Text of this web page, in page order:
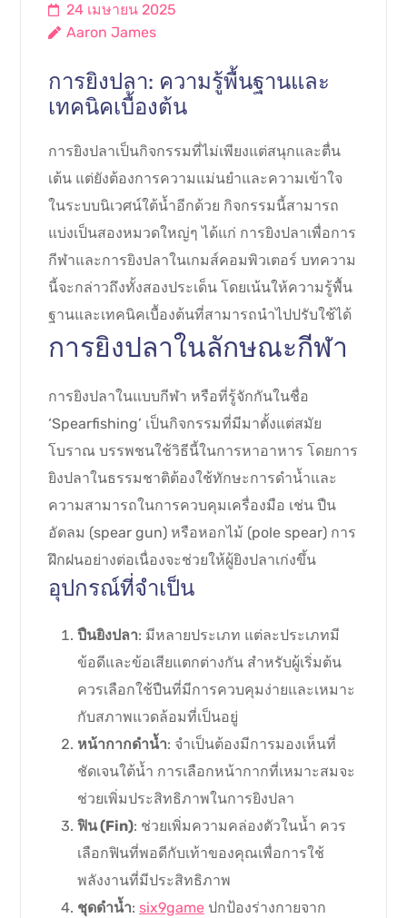
24 เมษายน 2025
Aaron James
การยิงปลา: ความรู้พื้นฐานและ
เทคนิคเบื้องต้น
การยิงปลาเป็นกิจกรรมที่ไม่เพียงแต่สนุกและตื่น
เต้น แต่ยังต้องการความแม่นยำและความเข้าใจ
ในระบบนิเวศน์ใต้น้ำอีกด้วย กิจกรรมนี้สามารถ
แบ่งเป็นสองหมวดใหญ่ๆ ได้แก่ การยิงปลาเพื่อการ
กีฬาและการยิงปลาในเกมส์คอมพิวเตอร์ บทความ
นี้จะกล่าวถึงทั้งสองประเด็น โดยเน้นให้ความรู้พื้น
ฐานและเทคนิคเบื้องต้นที่สามารถนำไปปรับใช้ได้
การยิงปลาในลักษณะกีฬา
การยิงปลาในแบบกีฬา หรือที่รู้จักกันในชื่อ
‘Spearfishing’ เป็นกิจกรรมที่มีมาตั้งแต่สมัย
โบราณ บรรพชนใช้วิธีนี้ในการหาอาหาร โดยการ
ยิงปลาในธรรมชาติต้องใช้ทักษะการดำน้ำและ
ความสามารถในการควบคุมเครื่องมือ เช่น ปืน
อัดลม (spear gun) หรือหอกไม้ (pole spear) การ
ฝึกฝนอย่างต่อเนื่องจะช่วยให้ผู้ยิงปลาเก่งขึ้น
อุปกรณ์ที่จำเป็น
ปืนยิงปลา: มีหลายประเภท แต่ละประเภทมี
ข้อดีและข้อเสียแตกต่างกัน สำหรับผู้เริ่มต้น
ควรเลือกใช้ปืนที่มีการควบคุมง่ายและเหมาะ
กับสภาพแวดล้อมที่เป็นอยู่
หน้ากากดำน้ำ: จำเป็นต้องมีการมองเห็นที่
ชัดเจนใต้น้ำ การเลือกหน้ากากที่เหมาะสมจะ
ช่วยเพิ่มประสิทธิภาพในการยิงปลา
ฟิน (Fin): ช่วยเพิ่มความคล่องตัวในน้ำ ควร
เลือกฟินที่พอดีกับเท้าของคุณเพื่อการใช้
พลังงานที่มีประสิทธิภาพ
ชุดดำน้ำ: six9game ปกป้องร่างกายจาก